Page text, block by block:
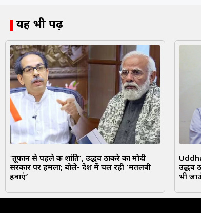
यह भी पढ़ें
‘तूफान से पहले की शांति’, उद्धव ठाकरे का मोदी
सरकार पर हमला; बोले- देश में चल रही ‘मतलबी
हवाएं’
उद्धव
भी